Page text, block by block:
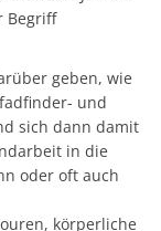
Begriff
geben, wie
und
sich dann damit
in die
oder oft auch
körperliche